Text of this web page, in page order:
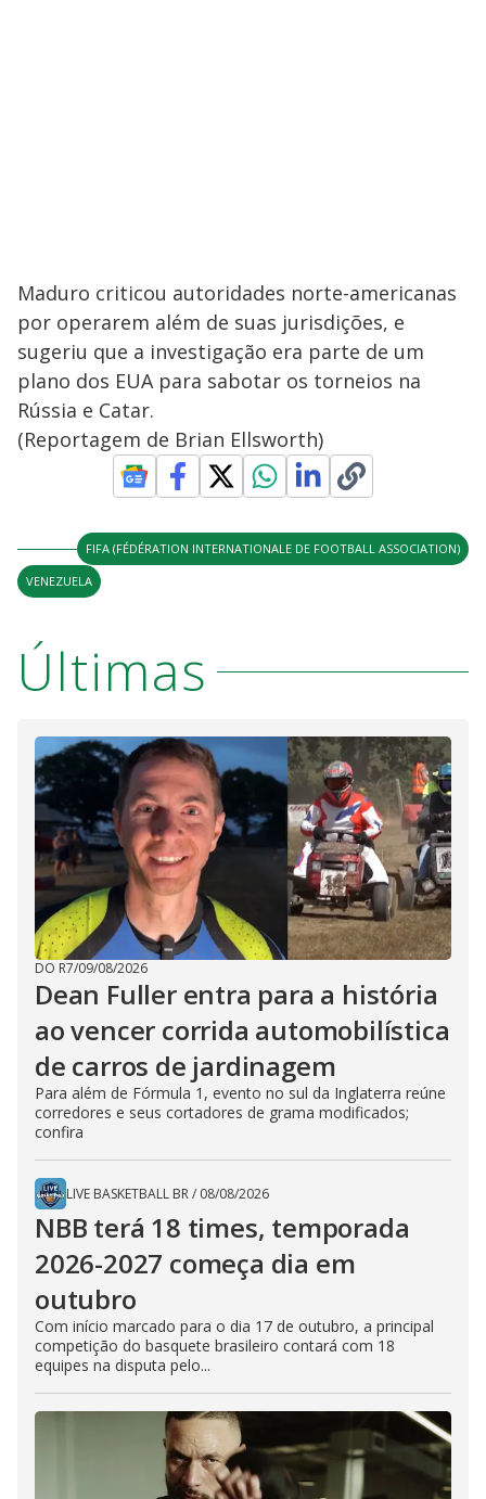
Maduro criticou autoridades norte-americanas
por operarem além de suas jurisdições, e
sugeriu que a investigação era parte de um
plano dos EUA para sabotar os torneios na
Rússia e Catar.
(Reportagem de Brian Ellsworth)
FIFA (FÉDÉRATION INTERNATIONALE DE FOOTBALL ASSOCIATION)
VENEZUELA
Últimas
DO R7/09/08/2026
Dean Fuller entra para a história
ao vencer corrida automobilística
de carros de jardinagem
Para além de Fórmula 1, evento no sul da Inglaterra reúne
corredores e seus cortadores de grama modificados;
confira
LIVE BASKETBALL BR/ 08/08/2026
NBB terá 18 times, temporada
2026-2027 começa dia em
outubro
Com início marcado para o dia 17 de outubro, a principal
competição do basquete brasileiro contará com 18
equipes na disputa pelo...